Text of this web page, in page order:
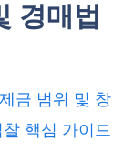
경매법
금 범위 및 창
핵심 가이드